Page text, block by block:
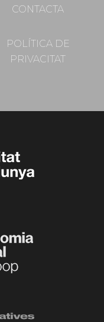
CONTACTA
POLÍTICA DE
PRIVACITAT